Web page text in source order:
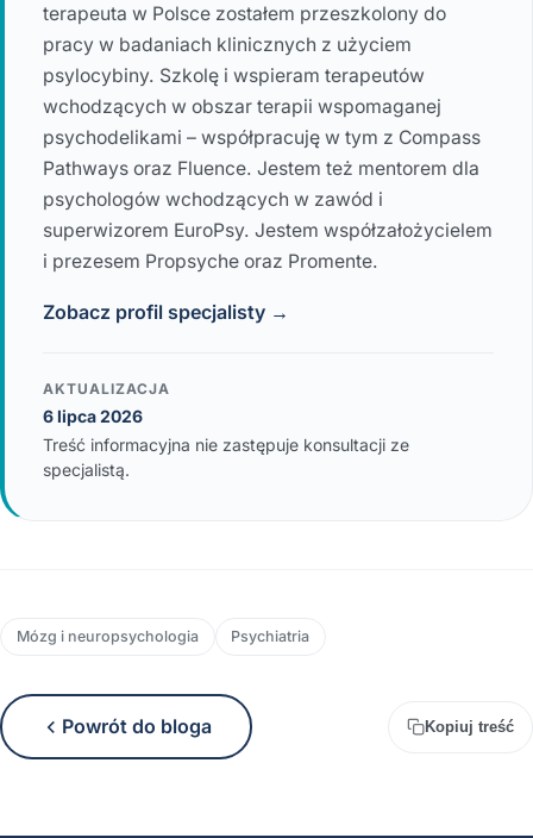
terapeuta w Polsce zostałem przeszkolony do
pracy w badaniach klinicznych z użyciem
psylocybiny. Szkolę i wspieram terapeutów
wchodzących w obszar terapii wspomaganej
psychodelikami – współpracuję w tym z Compass
Pathways oraz Fluence. Jestem też mentorem dla
psychologów wchodzących w zawód i
superwizorem EuroPsy. Jestem współzałożycielem
i prezesem Propsyche oraz Promente.
Zobacz profil specjalisty →
AKTUALIZACJA
6 lipca 2026
Treść informacyjna nie zastępuje konsultacji ze
specjalistą.
Mózg i neuropsychologia Psychiatria
Powrót do bloga Kopiuj treść